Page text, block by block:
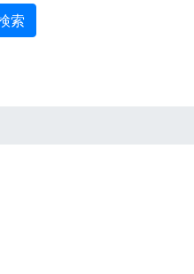
索